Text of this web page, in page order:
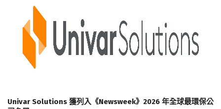
Univar Solutions 獲列入《Newsweek》2026 年全球最環保公